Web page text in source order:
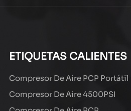
ETIQUETAS CALIENTES
Compresor De Aire PCP Portátil
Compresor De Aire 4500PSI